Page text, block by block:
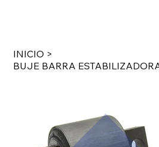
INICIO >